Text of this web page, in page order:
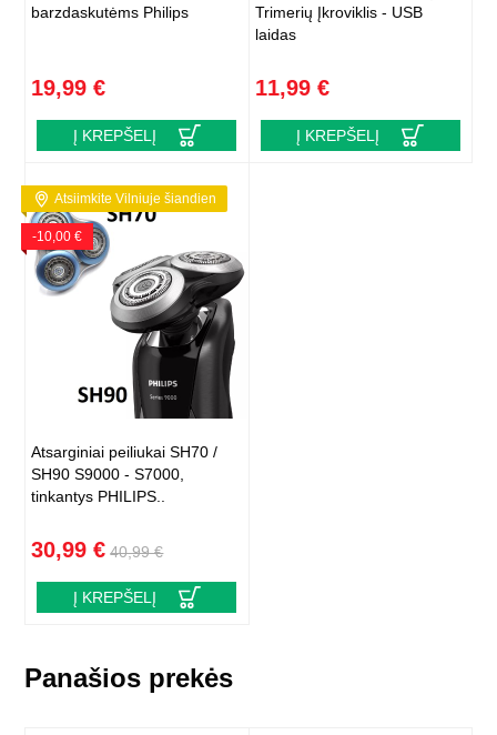
barzdaskutėms Philips
19,99 €
Į KREPŠELĮ
Trimerių Įkroviklis - USB
laidas
11,99 €
Į KREPŠELĮ
Atsiimkite Vilniuje šiandien
-10,00 €
Atsarginiai peiliukai SH70 /
SH90 S9000 - S7000,
tinkantys PHILIPS..
30,99 € 40,99 €
Į KREPŠELĮ
Panašios prekės